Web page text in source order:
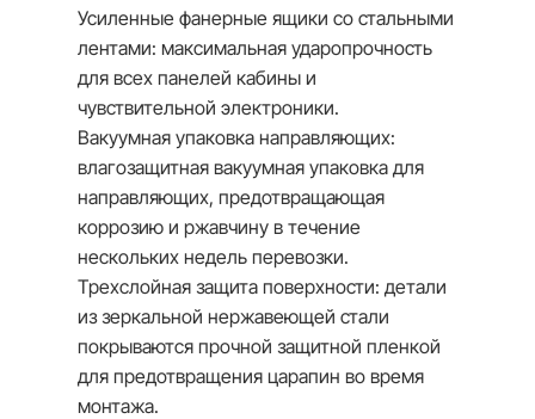
Усиленные фанерные ящики со стальными
лентами: максимальная ударопрочность
для всех панелей кабины и
чувствительной электроники.
Вакуумная упаковка направляющих:
влагозащитная вакуумная упаковка для
направляющих, предотвращающая
коррозию и ржавчину в течение
нескольких недель перевозки.
Трехслойная защита поверхности: детали
из зеркальной нержавеющей стали
покрываются прочной защитной пленкой
для предотвращения царапин во время
монтажа.